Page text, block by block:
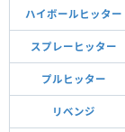
ハイボールヒッター
スプレーヒッター
プルヒッター
リベンジ